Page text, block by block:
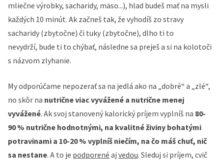
mliečne výrobky, sacharidy, mäso...), hlad budeš mať na mysli
každých 10 minút. Ak začneš tak, že vyhodíš zo stravy
sacharidy (zbytočne) či tuky (zbytočne), dlho ti to
nevydrží, bude ti to chýbať, následne sa preješ a si na kolotoči
s názvom zlyhanie.
My odporúčame nepozerať sa na jedlá ako na „dobré“ a „zlé“,
no skôr na nutrične viac vyvážené a nutrične menej
vyvážené. Ak svoj stanovený kalorický príjem vyplníš na 80-
90 % nutrične hodnotnými, na kvalitné živiny bohatými
potravinami a 10-20 % vyplníš niečím, na čo máš chuť, nič
sa nestane. A to je podporené aj vedou. Sleduj si príjem, cvič